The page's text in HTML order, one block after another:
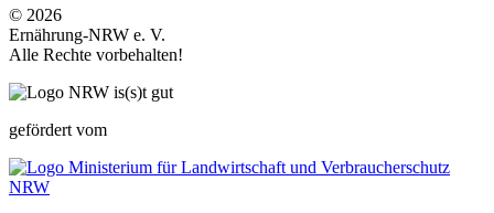
© 2026
Ernährung-NRW e. V.
Alle Rechte vorbehalten!
gefördert vom